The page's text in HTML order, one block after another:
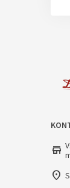
store
place